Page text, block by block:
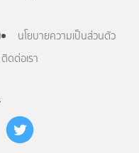
นโยบายความเป็นส่วนตัว
ติดต่อเรา